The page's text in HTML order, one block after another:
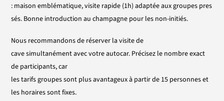
: maison emblématique, visite rapide (1h) adaptée aux groupes pres
sés. Bonne introduction au champagne pour les non-initiés.
Nous recommandons de réserver la visite de
cave simultanément avec votre autocar. Précisez le nombre exact
de participants, car
les tarifs groupes sont plus avantageux à partir de 15 personnes et
les horaires sont fixes.